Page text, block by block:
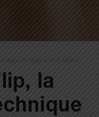
d’injection des lèvres
la